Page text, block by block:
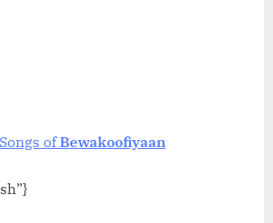
ofBewakoofiyaan